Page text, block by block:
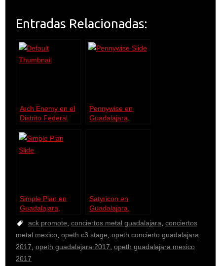
Entradas Relacionadas:
Arch Enemy en el
Distrito Federal
Pennywise en
Guadalajara,
Simple Plan en
Guadalajara,
Satyricon en
Guadalajara,
ack promote conciertos metal guadalajara conciertos
metal mexico opeth c3 stage opeth concierto guadalajara
2017 opeth guadalajara 2017 opeth guadalajara mexico
2017